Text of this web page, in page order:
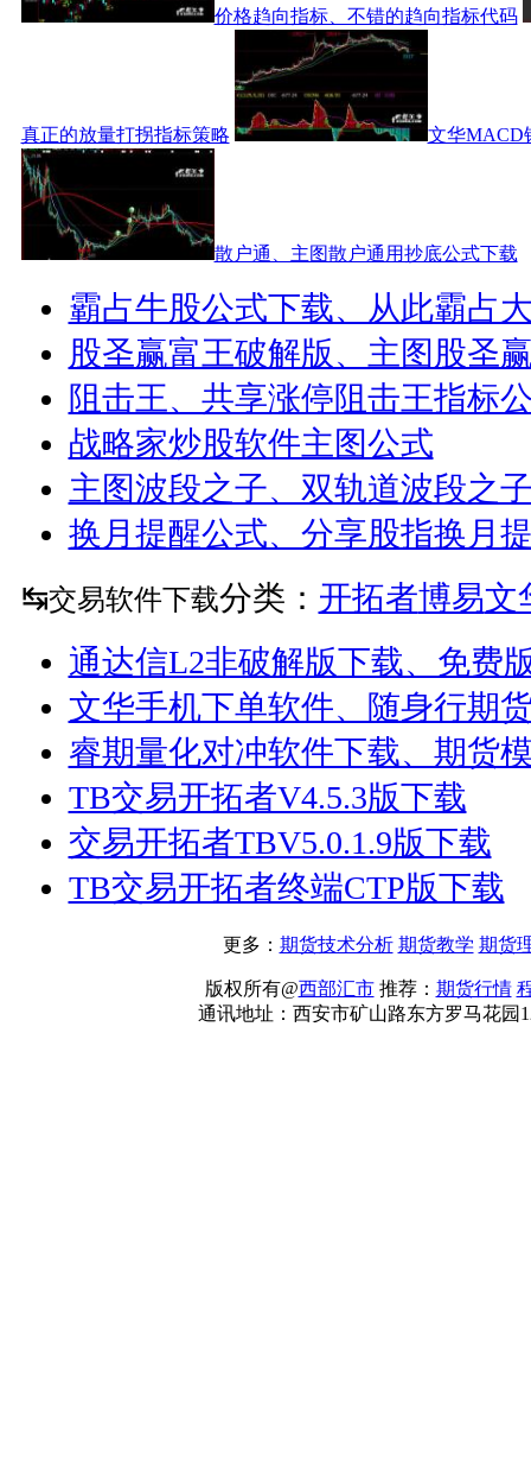
价格趋向指标、不错的趋向指标代码
真正的放量打拐指标策略 文华MACD
散户通、主图散户通用抄底公式下载
霸占牛股公式下载、从此霸占
股圣赢富王破解版、主图股圣
阻击王、共享涨停阻击王指标
战略家炒股软件主图公式
主图波段之子、双轨道波段之
换月提醒公式、分享股指换月
↹交易软件下载分类： 开拓者博易文
通达信L2非破解版下载、免费
文华手机下单软件、随身行期
睿期量化对冲软件下载、期货
TB交易开拓者V4.5.3版下载
交易开拓者TBV5.0.1.9版下载
TB交易开拓者终端CTP版下载
更多： 期货技术分析 期货教学 期货
版权所有@西部汇市推荐： 期货行情
通讯地址：西安市矿山路东方罗马花园